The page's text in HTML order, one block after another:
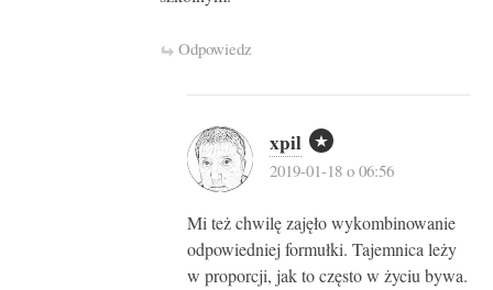
Odpowiedz
xpil
2019-01-18 o 06:56
Mi też chwilę zajęło wykombinowanie
odpowiedniej formułki. Tajemnica leży
w proporcji, jak to często w życiu bywa.